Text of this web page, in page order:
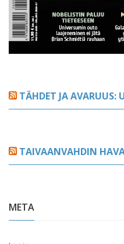
TÄHDET JA AVARUUS:
TAIVAANVAHDIN
META